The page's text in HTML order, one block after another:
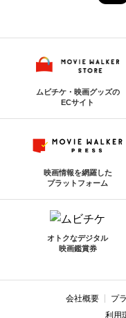
ムビチケ・映画グッズの
ECサイト
映画情報を網羅した
プラットフォーム
オトクなデジタル
映画鑑賞券
会社概要 プ
利用